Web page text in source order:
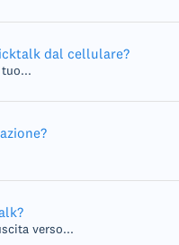
dal cellulare?
verso...